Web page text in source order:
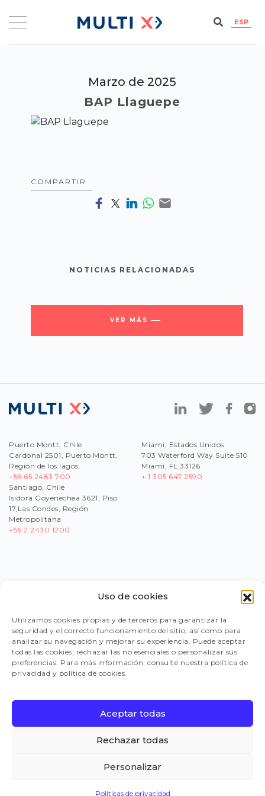
Uso de cookies
Utilizamos cookies propias y de terceros para garantizar la
seguridad y el correcto funcionamiento del sitio, así como para
analizar su navegación y mejorar su experiencia. Puede aceptar
todas las cookies, rechazar las no esenciales o personalizar sus
preferencias. Para más información, consulte nuestra política de
privacidad y política de cookies.
Aceptar todas
Rechazar todas
Personalizar
Políticas de privacidad
ESP
Marzo de 2025
BAP Llaguepe
COMPARTIR
NOTICIAS RELACIONADAS
VER MÁS
Puerto Montt, Chile
Cardonal 2501, Puerto Montt,
Región de los lagos.
+56 65 2483 700
Santiago, Chile
Isidora Goyenechea 3621, Piso
17,Las Condes, Región
Metropolitana
+56 2 2430 1200
Miami, Estados Unidos
703 Waterford Way Suite 510
Miami, FL 33126
+ 1 305 647 2590
PORTAL PROVEEDORES
LEGISLACIÓN
CANAL DE DENUNCIAS